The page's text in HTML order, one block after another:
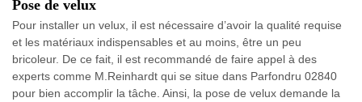
Pose de velux
Pour installer un velux, il est nécessaire d’avoir la qualité requise
et les matériaux indispensables et au moins, être un peu
bricoleur. De ce fait, il est recommandé de faire appel à des
experts comme M.Reinhardt qui se situe dans Parfondru 02840
pour bien accomplir la tâche. Ainsi, la pose de velux demande la